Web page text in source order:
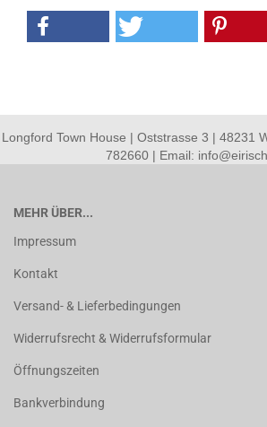
Longford Town House | Oststrasse 3 | 48231
782660 | Email:
MEHR ÜBER...
Impressum
Kontakt
Versand- & Lieferbedingungen
Widerrufsrecht & Widerrufsformular
Öffnungszeiten
Bankverbindung